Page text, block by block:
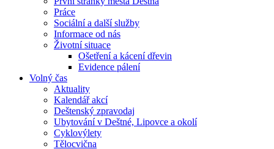
Práce
Sociální a další služby
Informace od nás
Životní situace
Ošetření a kácení dřevin
Evidence pálení
Volný čas
Aktuality
Kalendář akcí
Deštenský zpravodaj
Ubytování v Deštné, Lipovce a okolí
Cyklovýlety
Tělocvična